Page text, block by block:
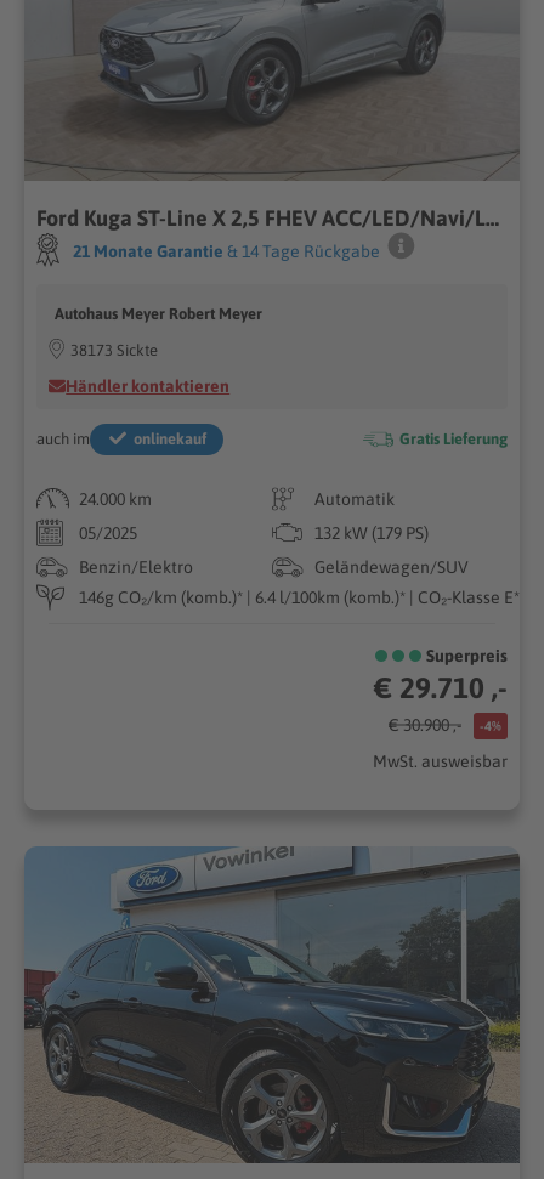
Ford Kuga ST-Line X 2,5 FHEV ACC/LED/Navi/Leder/el.Klappe **
21 Monate Garantie & 14 Tage Rückgabe
Autohaus Meyer Robert Meyer
38173 Sickte
Händler kontaktieren
auch im onlinekauf Gratis Lieferung
24.000 km
Automatik
05/2025
132 kW (179 PS)
Benzin/Elektro
Geländewagen/SUV
146g CO₂/km (komb.)* | 6.4 l/100km (komb.)* | CO₂-Klasse E*
Superpreis
€ 29.710 ,-
€ 30.900 ,- -4%
MwSt. ausweisbar